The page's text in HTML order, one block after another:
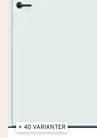
+ 40 VARIANTER